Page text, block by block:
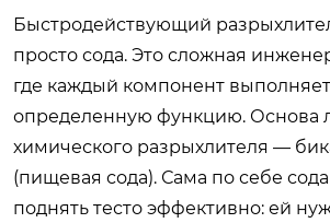
Быстродействующий
просто сода. Это сложная
где каждый компонент
определенную функцию. Основа
химического разрыхлителя —
(пищевая сода). Сама по себе
поднять тесто эффективно: ей